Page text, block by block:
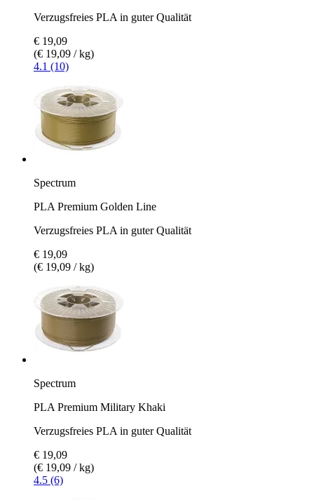
Verzugsfreies PLA in guter Qualität
€ 19,09
(€ 19,09 / kg)
4.1 (10)
Spectrum
PLA Premium Golden Line
Verzugsfreies PLA in guter Qualität
€ 19,09
(€ 19,09 / kg)
Spectrum
PLA Premium Military Khaki
Verzugsfreies PLA in guter Qualität
€ 19,09
(€ 19,09 / kg)
4.5 (6)